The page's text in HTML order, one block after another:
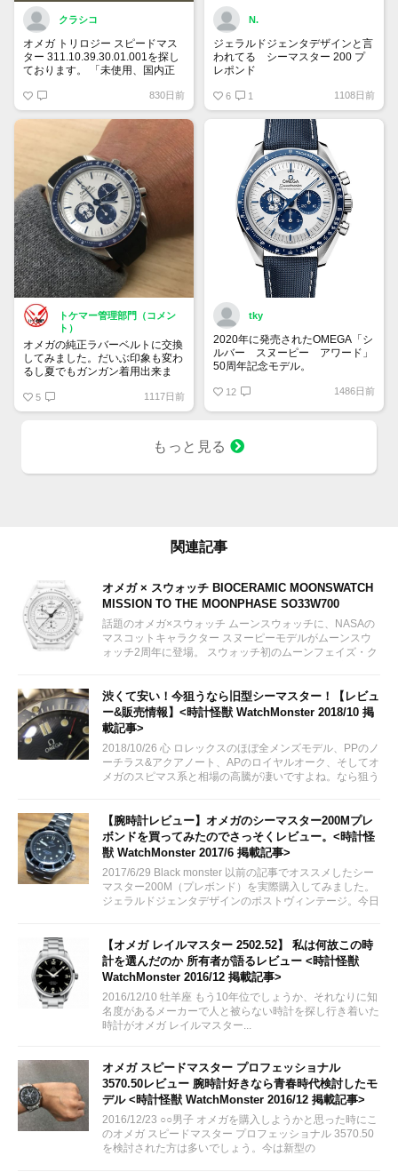
クラシコ
オメガ トリロジー スピードマス
ター 311.10.39.30.01.001を探し
ております。 「未使用、国内正
り希望」 予算は120万円です。
宜しくお願い致します。
830日前
N.
ジェラルドジェンタデザインと言
われてる シーマスター 200 プ
レポンド
は貴重
6 1 1108日前
トケマー管理部門（コメン
ト）
オメガの純正ラバーベルトに交換
してみました。だいぶ印象も変わ
るし夏でもガンガン着用出来ま
5 1117日前
tky
2020年に発売されたOMEGA「シ
ルバー スヌーピー アワード」
50周年記念モデル。
とベゼルやインダイヤルの少し暗
ピーが現れるというユニークなモ
12 1486日前
もっと見る
関連記事
オメガ × スウォッチ BIOCERAMIC MOONSWATCH
MISSION TO THE MOONPHASE SO33W700
話題のオメガ×スウォッチ ムーンスウォッチに、NASAの
マスコットキャラクター スヌーピーモデルがムーンスウ
ォッチ2周年に登場。 スウォッチ初のムーンフェイズ・ク
ではありません。...
渋くて安い！今狙うなら旧型シーマスター！【レビュ
ー&販売情報】<時計怪獣 WatchMonster 2018/10 掲
載記事>
2018/10/26 心 ロレックスのほぼ全メンズモデル、PPのノ
ーチラス&アクアノート、APのロイヤルオーク、そしてオ
メガのスピマス系と相場の高騰が凄いですよね。なら狙う
【腕時計レビュー】オメガのシーマスター200Mプレ
ボンドを買ってみたのでさっそくレビュー。<時計怪
獣 WatchMonster 2017/6 掲載記事>
2017/6/29 Black monster 以前の記事でオススメしたシー
マスター200M（プレボンド）を実際購入してみました。
ジェラルドジェンタデザインのポストヴィンテージ。今日
【オメガ レイルマスター 2502.52】 私は何故この時
計を選んだのか 所有者が語るレビュー <時計怪獣
WatchMonster 2016/12 掲載記事>
2016/12/10 牡羊座 もう10年位でしょうか、それなりに知
名度があるメーカーで人と被らない時計を探し行き着いた
時計がオメガ レイルマスター...
オメガ スピードマスター プロフェッショナル
3570.50レビュー 腕時計好きなら青春時代検討したモ
デル <時計怪獣 WatchMonster 2016/12 掲載記事>
2016/12/23 ○○男子 オメガを購入しようかと思った時にこ
のオメガ スピードマスター プロフェッショナル 3570.50
を検討された方は多いでしょう。今は新型の